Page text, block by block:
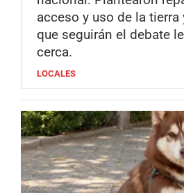
acceso y uso de la
que seguirán el debate
cerca.
LOCALES